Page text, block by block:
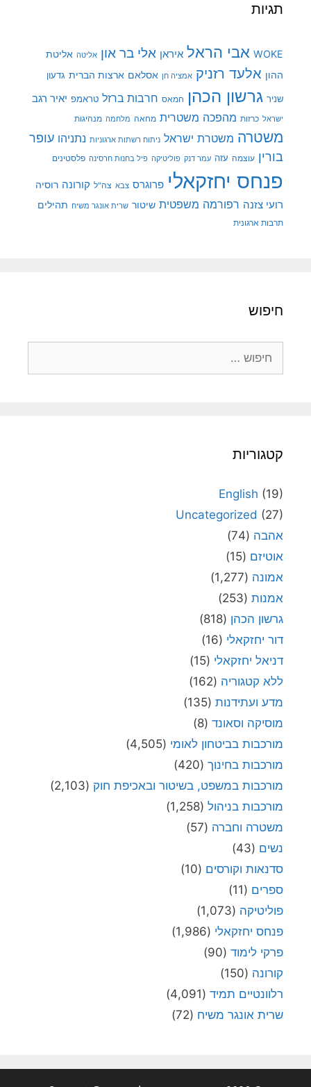
תגיות
WOKE אבי הראל איראן אלי בר און אליטה אליטת
ההון אלעד רזניק אמציה חן אסלאם ארצות הברית גדעון
שניר גרשון הכהן חמאס חרבות ברזל טראמפ יאיר רגב
ישראל כרזות מהפכה משטרית מחאה מלחמה מנהיגות
משטרה משטרת ישראל ניתוח רשתות ארגוניות נתניהו עופר
בורין עוצמה עזה עמר דנק פוליטיקה פיל בחנות חרסינה פלסטינים
פנחס יחזקאלי פרוגרס צבא צה"ל קורונה רוסיה
רועי צזנה רפורמה משפטית שיטור שרית אונגר משיח תהילים
תרבות ארגונית
חיפוש
קטגוריות
English (19)
Uncategorized (27)
אהבה (74)
אוטיזם (15)
אמונה (1,277)
אמנות (253)
גרשון הכהן (818)
דור יחזקאלי (16)
דניאל יחזקאלי (15)
ללא קטגוריה (162)
מדע ועתידנות (135)
מוסיקה וסאונד (8)
מורכבות בביטחון לאומי (4,505)
מורכבות בחינוך (420)
מורכבות במשפט, בשיטור ובאכיפת חוק (2,103)
מורכבות בניהול (1,258)
משטרה וחברה (57)
נשים (43)
סדנאות וקורסים (10)
ספרים (11)
פוליטיקה (1,073)
פנחס יחזקאלי (1,986)
פרקי לימוד (90)
קורונה (150)
רלוונטיים תמיד (4,091)
שרית אונגר משיח (72)